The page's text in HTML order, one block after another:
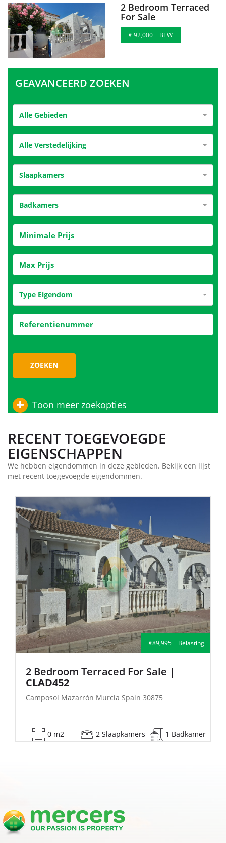
2 Bedroom Terraced
For Sale
€ 92,000 + BTW
GEAVANCEERD ZOEKEN
Alle Gebieden
Alle Verstedelijking
Slaapkamers
Badkamers
Type Eigendom
ZOEKEN
Toon meer zoekopties
RECENT TOEGEVOEGDE
EIGENSCHAPPEN
We hebben eigendommen in deze gebieden. Bekijk een lijst
met recent toegevoegde eigendommen.
€135,000 + Belasting
2 Bedroom Semi-Detached For Sale
| FB140
Camposol Mazarrón Murcia Spain 30875
53 m2 2 Slaapkamers 1 Badkamer